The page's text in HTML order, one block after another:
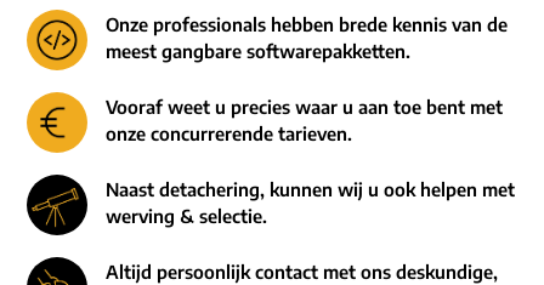
Onze professionals hebben brede kennis van de
meest gangbare softwarepakketten.
Vooraf weet u precies waar u aan toe bent met
onze concurrerende tarieven.
Naast detachering, kunnen wij u ook helpen met
werving & selectie.
Altijd persoonlijk contact met ons deskundige,